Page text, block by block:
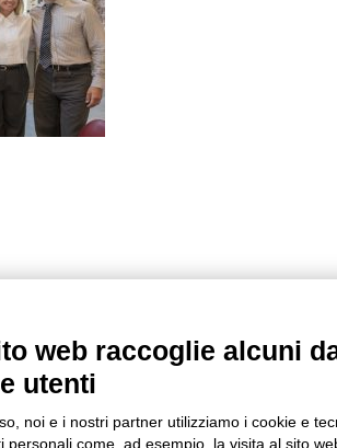
web raccoglie alcuni
utenti
noi e i nostri partner utilizziamo i cookie e
personali come, ad esempio, la visita al sito